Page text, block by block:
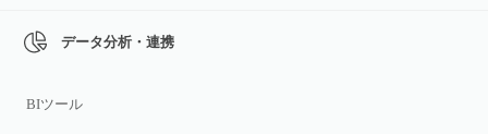
データ分析・連携
BIツール